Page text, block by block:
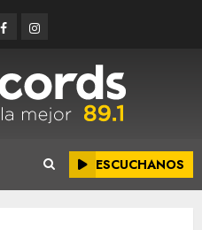
FacebookInstagram
ESCUCHANOS